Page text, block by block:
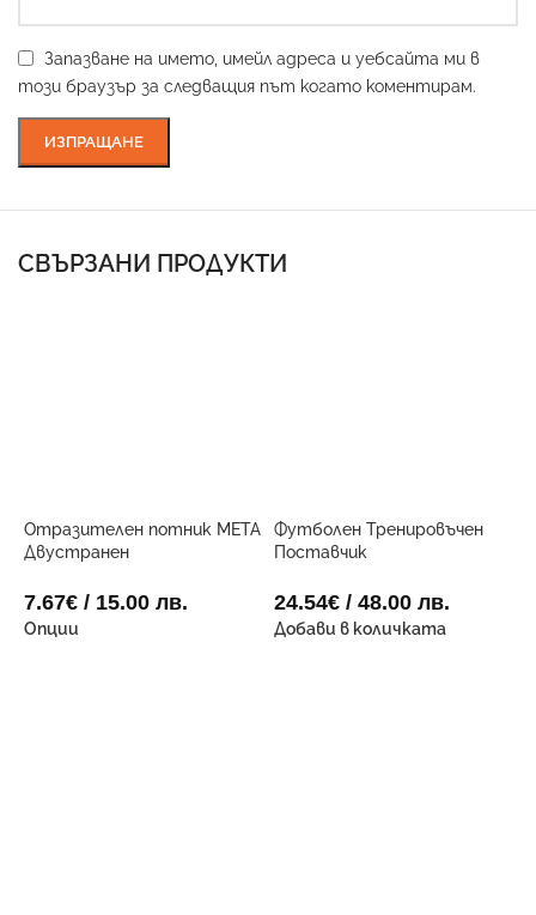
Запазване на името, имейл адреса и уебсайта ми в
този браузър за следващия път когато коментирам.
СВЪРЗАНИ ПРОДУКТИ
Отразителен потник META
Двустранен
7.67€ / 15.00 лв.
Опции
Футболен Тренировъчен
Поставчик
24.54€/ 48.00 лв.
Добави в количката